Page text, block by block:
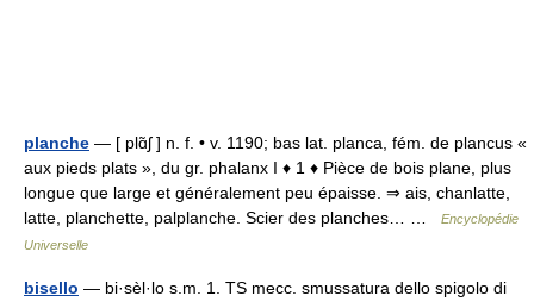
planche — [ plɑ̃ʃ ] n. f. • v. 1190; bas lat. planca, fém. de plancus «
aux pieds plats », du gr. phalanx I ♦ 1 ♦ Pièce de bois plane, plus
longue que large et généralement peu épaisse. ⇒ ais, chanlatte,
latte, planchette, palplanche. Scier des planches… …
Encyclopédie
Universelle
bisello — bi·sèl·lo s.m. 1. TS mecc. smussatura dello spigolo di